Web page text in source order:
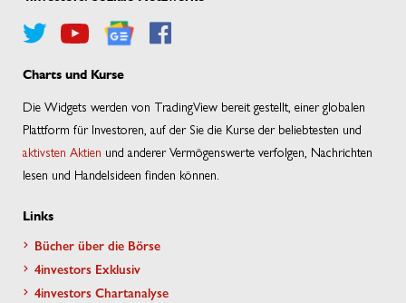
Charts und Kurse
Die Widgets werden von TradingView bereit gestellt, einer globalen
Plattform für Investoren, auf der Sie die Kurse der beliebtesten und
aktivsten Aktien und anderer Vermögenswerte verfolgen, Nachrichten
lesen und Handelsideen finden können.
Links
Bücher über die Börse
4investors Exklusiv
4investors Chartanalyse